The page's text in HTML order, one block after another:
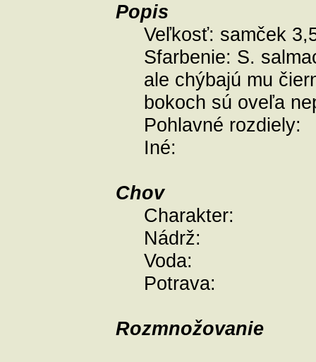
Popis
Veľkosť: samček
Sfarbenie: S.
ale chýbajú mu
bokoch sú oveľa
Pohlavné rozdiely:
Iné:
Chov
Charakter:
Nádrž:
Voda:
Potrava:
Rozmnožovanie